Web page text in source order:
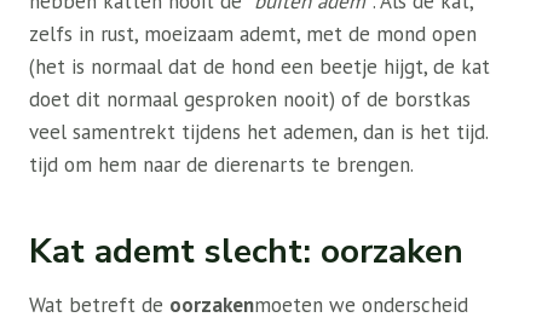
zelfs in rust, moeizaam ademt, met de mond open
(het is normaal dat de hond een beetje hijgt, de kat
doet dit normaal gesproken nooit) of de borstkas
veel samentrekt tijdens het ademen, dan is het tijd.
tijd om hem naar de dierenarts te brengen.
Kat ademt slecht: oorzaken
Wat betreft de oorzakenmoeten we onderscheid